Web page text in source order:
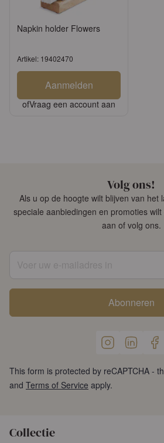
Napkin holder Flowers
Artikel: 19402470
Aanmelden
ofVraag een account aan
Volg ons!
Als u op de hoogte wilt blijven van het
speciale aanbiedingen en promoties
aan of volg ons.
Abonneren
This form is protected by reCAPTCHA -
and Terms of Service apply.
Collectie